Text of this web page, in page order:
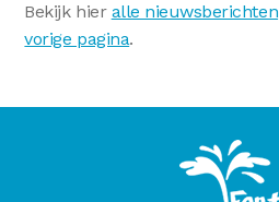
Bekijk hier alle nieuwsberichten
vorige pagina.